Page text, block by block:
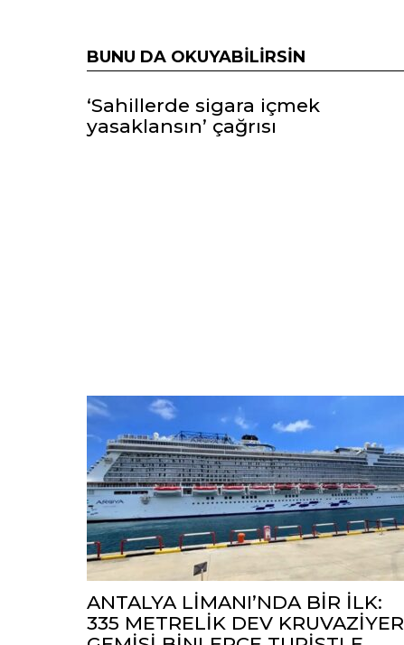
BUNU DA OKUYABILIRSIN
‘Sahillerde sigara içmek
yasaklansın’ çağrısı
ANTALYA LİMANI’NDA BİR İLK:
335 METRELİK DEV KRUVAZİYER